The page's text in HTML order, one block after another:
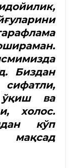
Биздан
ва
холос.
кўп
мақсад